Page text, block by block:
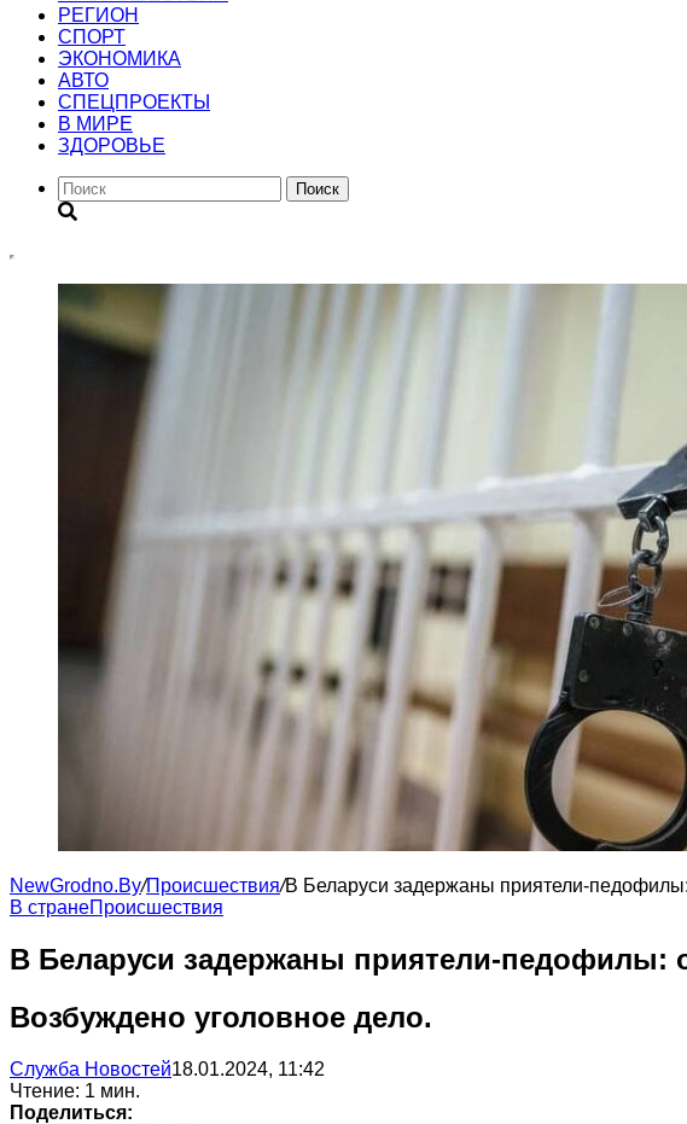
РЕГИОН
CПОРТ
ЭКОНОМИКА
АВТО
СПЕЦПРОЕКТЫ
В МИРЕ
ЗДОРОВЬЕ
Поиск
NewGrodno.By/Происшествия/В Беларуси задержаны приятели-
В странеПроисшествия
В Беларуси задержаны приятели-педофилы:
Возбуждено уголовное дело.
Служба Новостей18.01.2024, 11:42
Чтение: 1 мин.
Поделиться: